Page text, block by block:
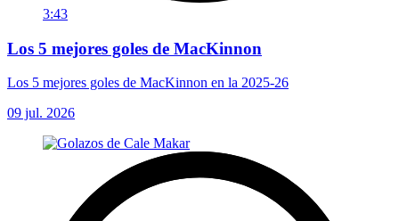
3:43
Los 5 mejores goles de MacKinnon
Los 5 mejores goles de MacKinnon en la 2025-26
09 jul. 2026